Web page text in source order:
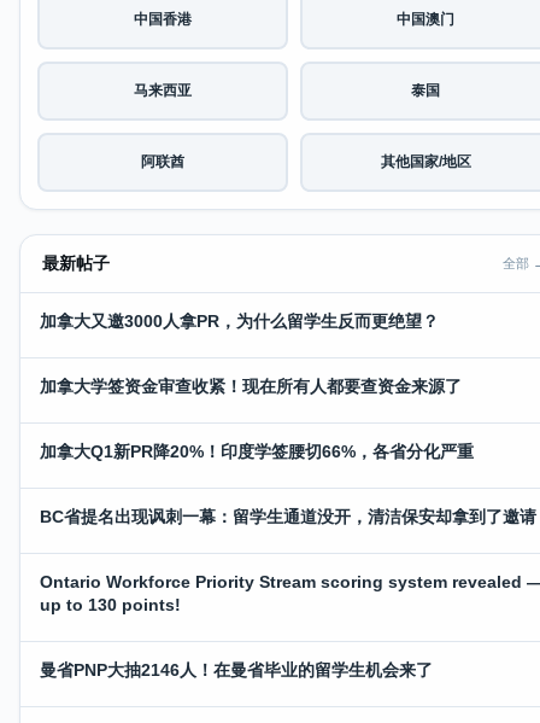
中国香港 中国澳门
马来西亚 泰国
阿联酋 其他国家/地区
最新帖子 全部
加拿大又邀3000人拿PR，为什么留学生反而更绝望？
加拿大学签资金审查收紧！现在所有人都要查资金来源了
加拿大Q1新PR降20%！印度学签腰切66%，各省分化严重
BC省提名出现讽刺一幕：留学生通道没开，清洁保安却拿到了邀请
Ontario Workforce Priority Stream scoring system revealed
up to 130 points!
曼省PNP大抽2146人！在曼省毕业的留学生机会来了